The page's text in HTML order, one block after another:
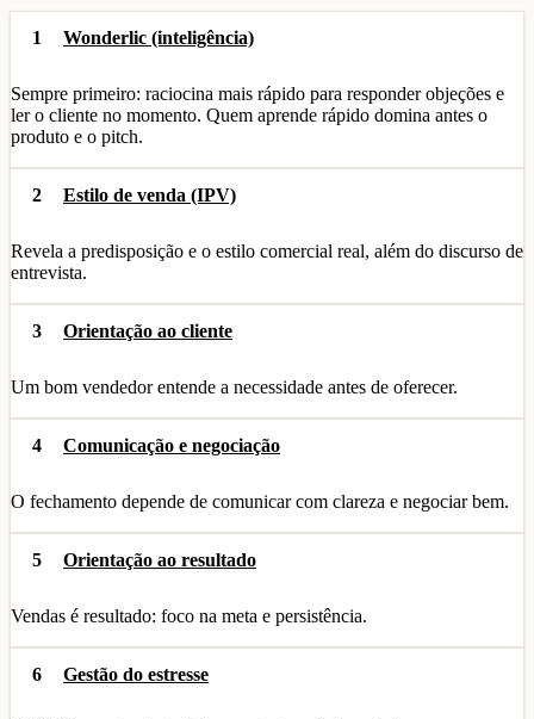
1 Wonderlic (inteligência)
Sempre primeiro: raciocina mais rápido para responder objeções e
ler o cliente no momento. Quem aprende rápido domina antes o
produto e o pitch.
2 Estilo de venda (IPV)
Revela a predisposição e o estilo comercial real, além do discurso de
entrevista.
3 Orientação ao cliente
Um bom vendedor entende a necessidade antes de oferecer.
4 Comunicação e negociação
O fechamento depende de comunicar com clareza e negociar bem.
5 Orientação ao resultado
Vendas é resultado: foco na meta e persistência.
6 Gestão do estresse